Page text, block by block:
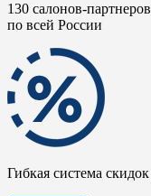
130 салонов-партнеров
по всей России
Гибкая система скидок